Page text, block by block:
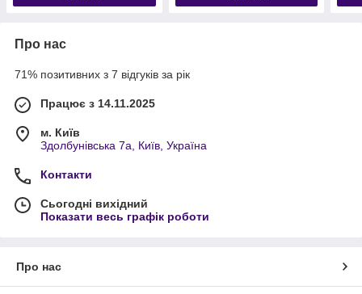
Про нас
71% позитивних з 7 відгуків за рік
Працює з 14.11.2025
м. Київ
Здолбунівська 7а, Київ, Україна
Контакти
Сьогодні вихідний
Показати весь графік роботи
Про нас